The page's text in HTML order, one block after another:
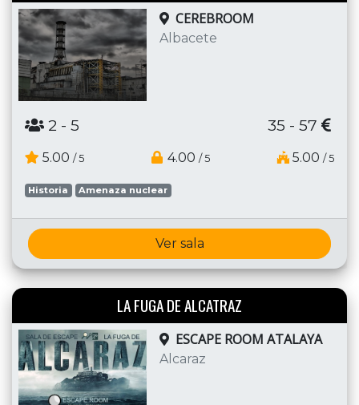
CEREBROOM
Albacete
2 - 5 35 - 57
5.00 / 5 4.00 / 5 5.00 / 5
Historia Amenaza nuclear
Ver sala
LA FUGA DE ALCATRAZ
ESCAPE ROOM ATALAYA
Alcaraz